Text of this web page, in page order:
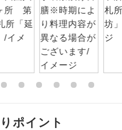
ポイント
ホテルに露天風呂が付いていま
ホテルに大浴場が付いています。
お食事が付いていますので、お食
配はいりません。（機内食を除
す。